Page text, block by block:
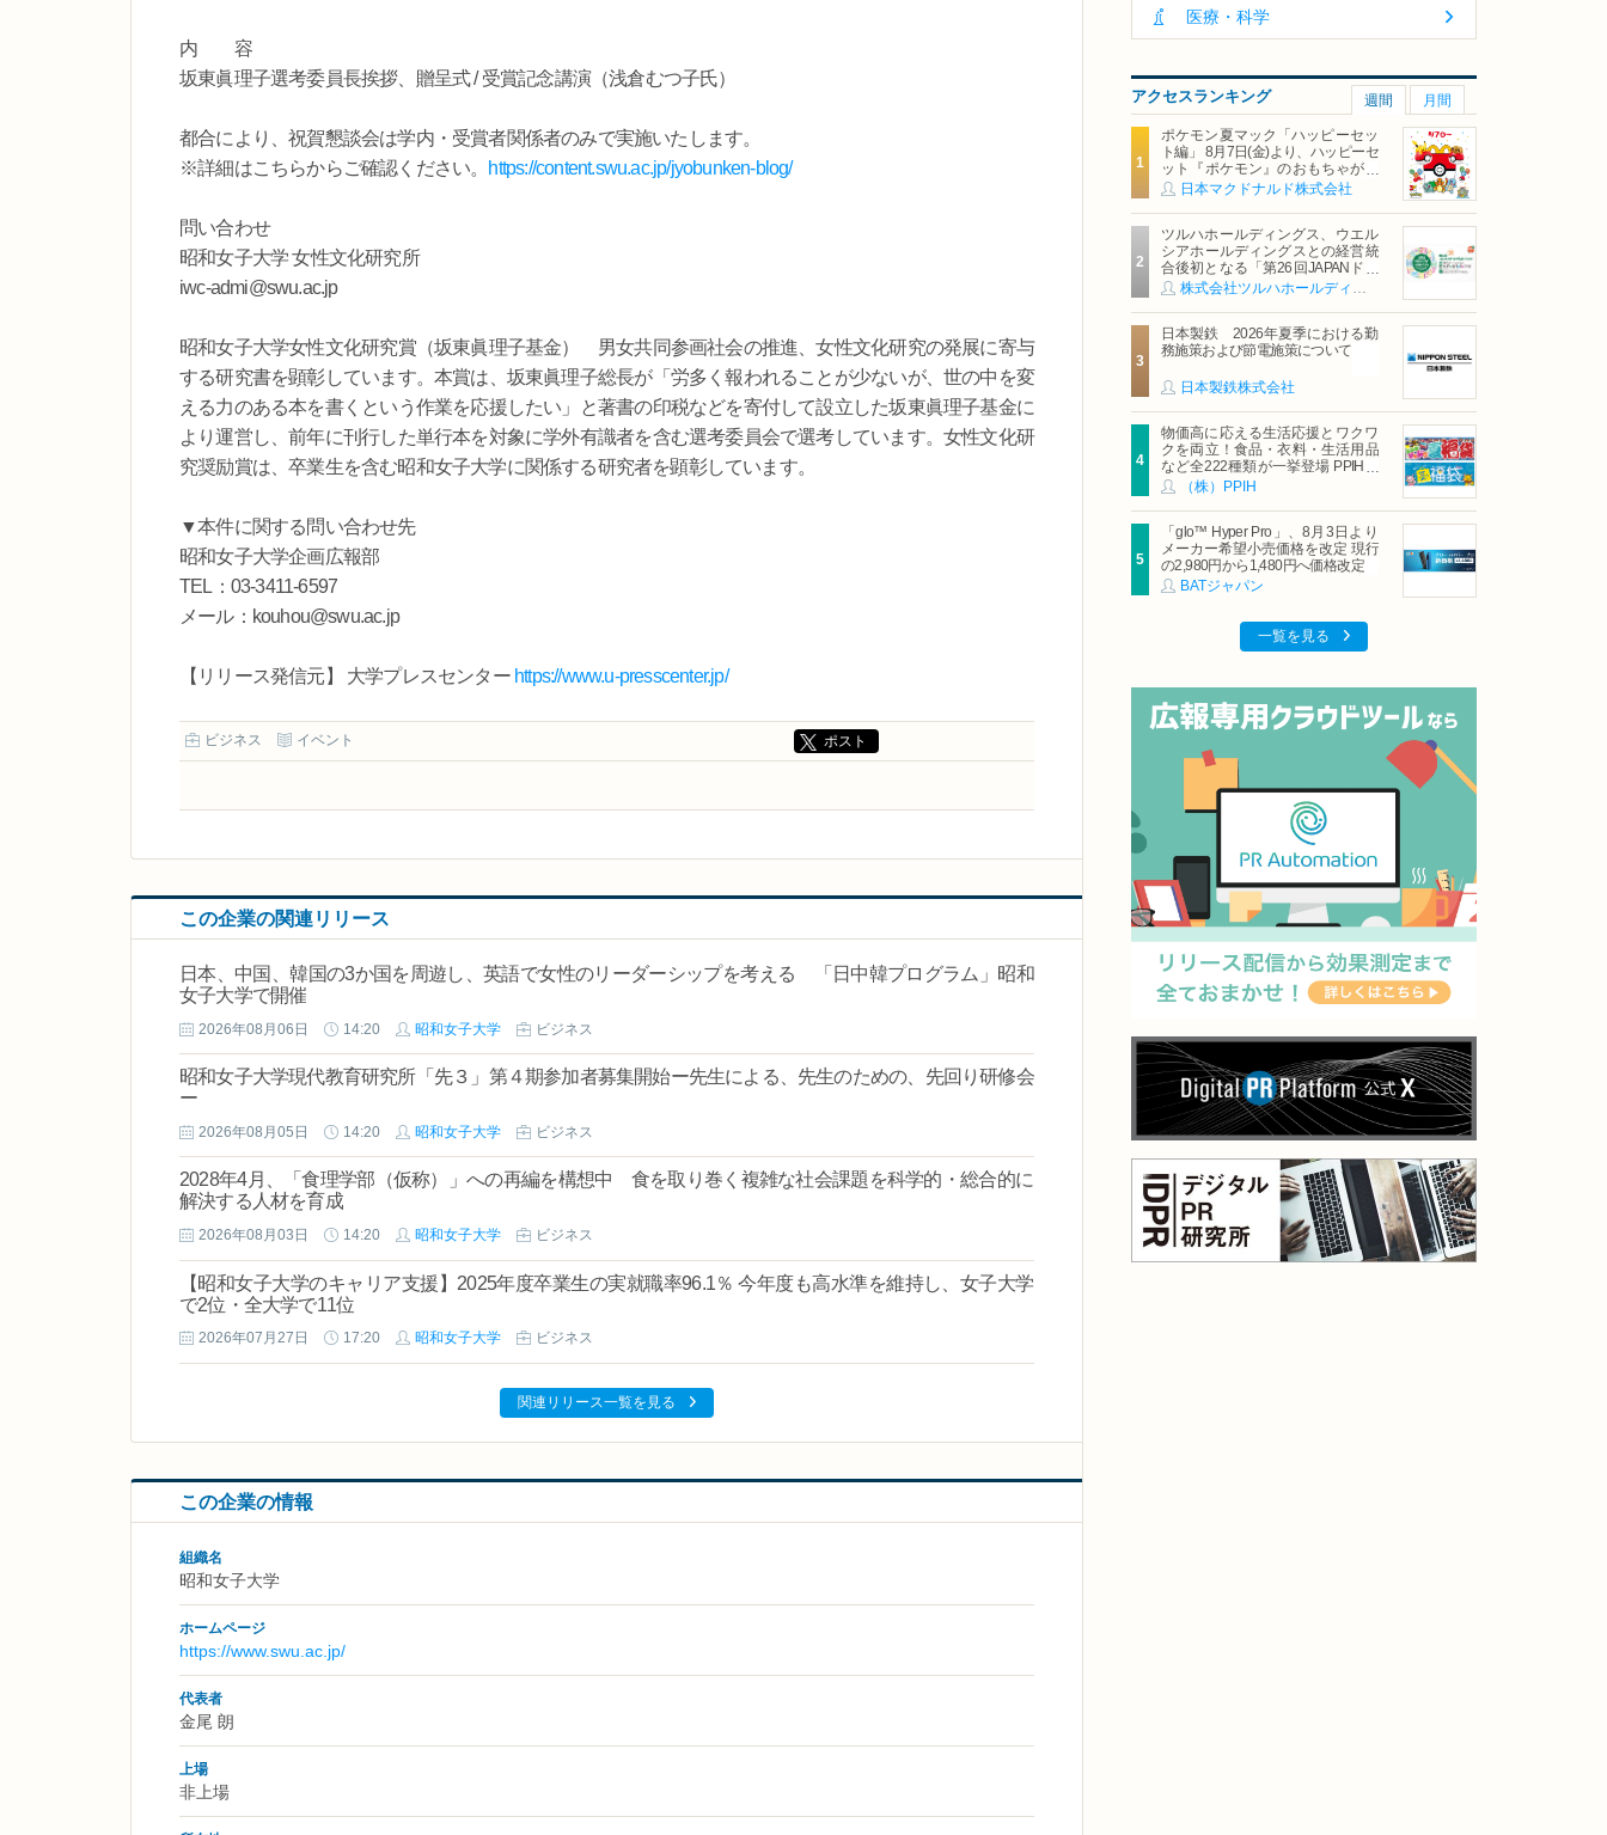
内 容
坂東眞理子選考委員長挨拶、贈呈式 / 受賞記念講演（浅倉むつ子氏）
都合により、祝賀懇談会は学内・受賞者関係者のみで実施いたします。
※詳細はこちらからご確認ください。 https://content.swu.ac.jp/jyobunken-blog/
問い合わせ
昭和女子大学 女性文化研究所
iwc-admi@swu.ac.jp
昭和女子大学女性文化研究賞（坂東眞理子基金） 男女共同参画社会の推進、女性文化研究の発展に寄与
する研究書を顕彰しています。本賞は、坂東眞理子総長が「労多く報われることが少ないが、世の中を変
える力のある本を書くという作業を応援したい」と著書の印税などを寄付して設立した坂東眞理子基金に
より運営し、前年に刊行した単行本を対象に学外有識者を含む選考委員会で選考しています。女性文化研
究奨励賞は、卒業生を含む昭和女子大学に関係する研究者を顕彰しています。
▼本件に関する問い合わせ先
昭和女子大学企画広報部
TEL：03-3411-6597
メール：kouhou@swu.ac.jp
【リリース発信元】 大学プレスセンター https://www.u-presscenter.jp/
ビジネス イベント ポスト
この企業の関連リリース
日本、中国、韓国の3か国を周遊し、英語で女性のリーダーシップを考える 「日中韓プログラム」昭和
女子大学で開催
2026年08月06日 14:20 昭和女子大学 ビジネス
昭和女子大学現代教育研究所「先３」第４期参加者募集開始ー先生による、先生のための、先回り研修会
ー
2026年08月05日 14:20 昭和女子大学 ビジネス
2028年4月、「食理学部（仮称）」への再編を構想中 食を取り巻く複雑な社会課題を科学的・総合的に
解決する人材を育成
2026年08月03日 14:20 昭和女子大学 ビジネス
【昭和女子大学のキャリア支援】2025年度卒業生の実就職率96.1％ 今年度も高水準を維持し、女子大学
で2位・全大学で11位
2026年07月27日 17:20 昭和女子大学 ビジネス
関連リリース一覧を見る
この企業の情報
組織名
昭和女子大学
ホームページ
https://www.swu.ac.jp/
代表者
金尾 朗
上場
非上場
医療・科学
アクセスランキング 週間 月間
ポケモン夏マック「ハッピーセッ
ト編」 8月7日(金)より、ハッピーセ
ット『ポケモン』のおもちゃが期
間限定登場
日本マクドナルド株式会社
ツルハホールディングス、ウエル
シアホールディングスとの経営統
合後初となる「第26回JAPANドラ
ッグストアショー」に出展
株式会社ツルハホールディングス
日本製鉄 2026年夏季における勤
務施策および節電施策について
日本製鉄株式会社
物価高に応える生活応援とワクワ
クを両立！食品・衣料・生活用品
など全222種類が一挙登場 PPIHグ
ループ「夏福袋」＆セール 8月6日
（株）PPIH
「glo™ Hyper Pro」、8月3日より
メーカー希望小売価格を改定 現行
の2,980円から1,480円へ価格改定
BATジャパン
一覧を見る